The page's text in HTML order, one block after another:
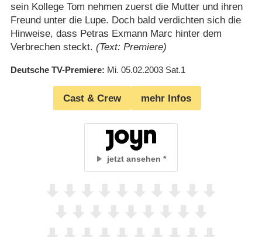
sein Kollege Tom nehmen zuerst die Mutter und ihren
Freund unter die Lupe. Doch bald verdichten sich die
Hinweise, dass Petras Exmann Marc hinter dem
Verbrechen steckt. (Text: Premiere)
Deutsche TV-Premiere Mi. 05.02.2003 Sat.1
Cast & Crew mehr Infos
jetzt ansehen